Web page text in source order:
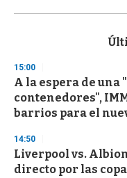
s
d
s
o
f
3
s
e
c
o
15:00
A la espera de
contenedores",
barrios para el
14:50
Liverpool vs.
directo por las